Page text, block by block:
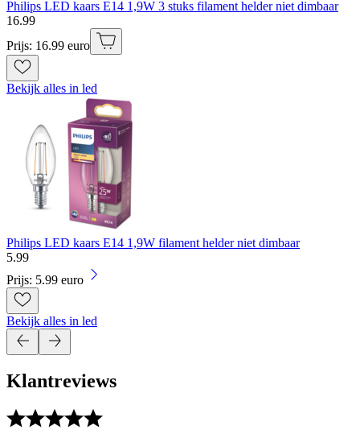
Philips LED kaars E14 1,9W 3 stuks filament helder niet dimbaar
16.99
Prijs: 16.99 euro
Bekijk alles in led
Philips LED kaars E14 1,9W filament helder niet dimbaar
5.99
Prijs: 5.99 euro
Bekijk alles in led
Klantreviews